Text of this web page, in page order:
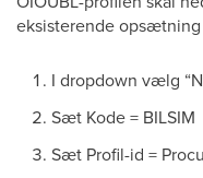
eksisterende
I dropdown vælg
Sæt Kode = BILSIM
Sæt Profil-id =